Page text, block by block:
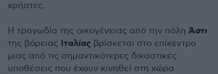
χρήστες.
Η τραγωδία της οικογένειας από την πόλη Άστι
της βόρειας Ιταλίας βρίσκεται στο επίκεντρο
μιας από τις σημαντικότερες δικαστικές
υποθέσεις που έχουν κινηθεί στη χώρα